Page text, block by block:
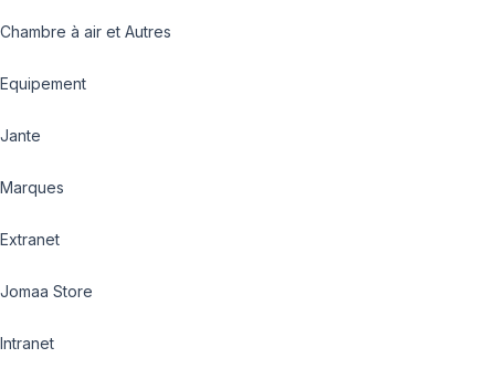
Chambre à air et Autres
Equipement
Jante
Marques
Extranet
Jomaa Store
Intranet